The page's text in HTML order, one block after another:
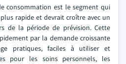
consommation est le segment qui
rapide et devrait croître avec un
de la période de prévision. Cette
par la demande croissante
pratiques, faciles à utiliser et
pour les soins personnels, les